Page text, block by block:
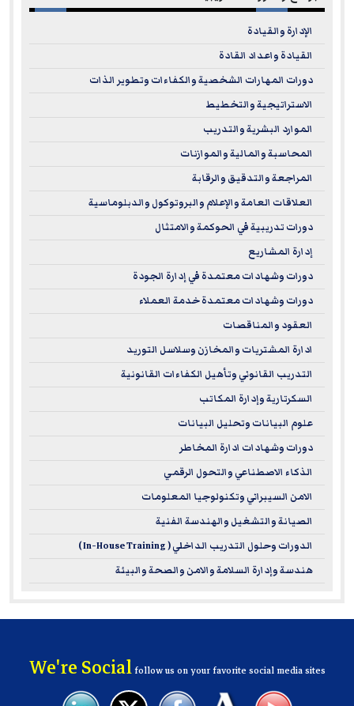
الإدارة والقيادة
القيادة واعداد القادة
دورات المهارات الشخصية والكفاءات وتطوير الذات
الاستراتيجية والتخطيط
الموارد البشرية والتدريب
المحاسبة والمالية والموازنات
المراجعة والتدقيق والرقابة
العلاقات العامة والإعلام والبروتوكول والدبلوماسية
دورات تدريبية في الحوكمة والامتثال
إدارة المشاريع
دورات وشهادات معتمدة في إدارة الجودة
دورات وشهادات معتمدة خدمة العملاء
العقود والمناقصات
ادارة المشتريات والمخازن وسلاسل التوريد
التدريب القانوني وتأهيل الكفاءات القانونية
السكرتارية وإدارة المكاتب
علوم البيانات وتحليل البيانات
دورات وشهادات ادارة المخاطر
الذكاء الاصطناعي والتحول الرقمي
الامن السيبراني وتكنولوجيا المعلومات
الصيانة والتشغيل والهندسة الفنية
الدورات وحلول التدريب الداخلي ( In-House Training )
هندسة وإدارة السلامة والامن والصحة والبيئة
We're Socialfollow us on your favorite social media sites